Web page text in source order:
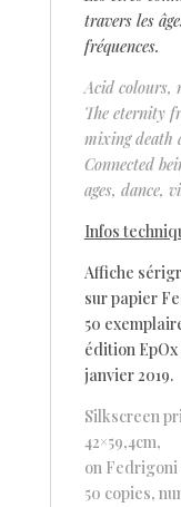
travers les
fréquences.
Acid colours,
The eternity
mixing death
Connected
ages, dance,
Infos
Affiche
sur papier
50
édition
janvier 2019.
Silkscreen
42×59,4cm,
on Fedrigoni
50 copies,